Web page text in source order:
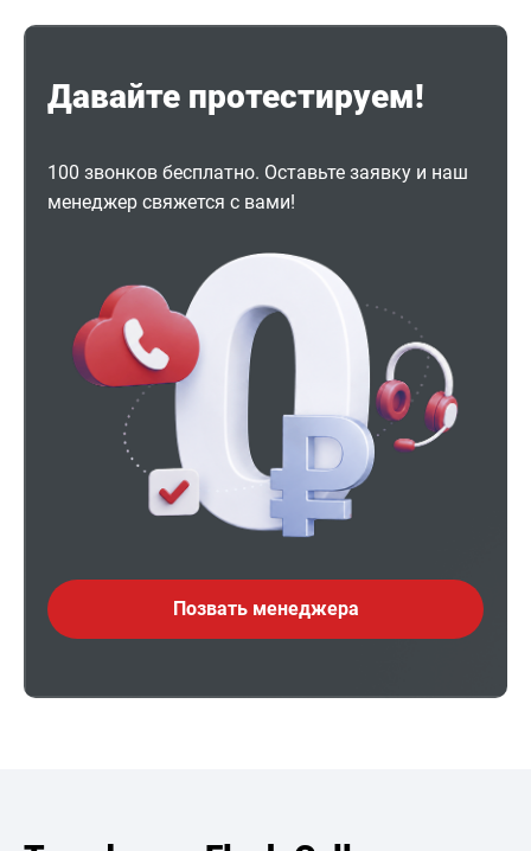
Давайте протестируем!
100 звонков бесплатно. Оставьте заявку и наш
менеджер свяжется с вами!
Позвать менеджера